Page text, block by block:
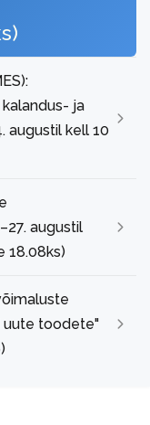
ja
augustil kell 10
augustil
18.08ks)
uute toodete"